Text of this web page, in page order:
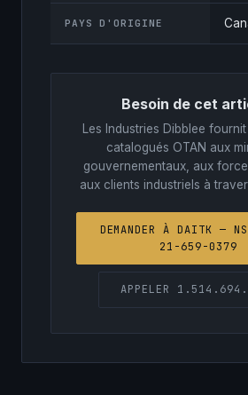
PAYS D'ORIGINE
Besoin de cet
Les Industries Dibblee
catalogués OTAN aux
gouvernementaux, aux
aux clients industriels à
DEMANDER À DAITK —
21-659-0379
APPELER